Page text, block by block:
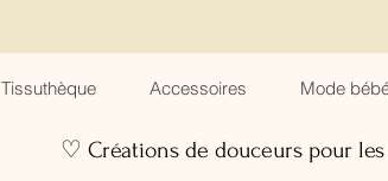
Tissuthèque Accessoires Mode
♡ Créations de douceurs pour